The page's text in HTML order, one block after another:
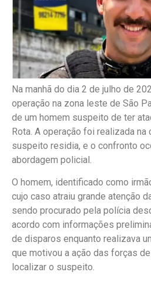
Na manhã do dia 2 de julho de
operação na zona leste de São
de um homem suspeito de ter
Rota. A operação foi realizada na
suspeito residia, e o confronto
abordagem policial.
O homem, identificado como
cujo caso atraiu grande atenção
sendo procurado pela polícia
acordo com informações
de disparos enquanto realizava
que motivou a ação das forças
localizar o suspeito.